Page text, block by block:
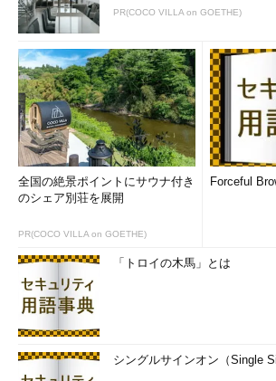
PR(COCO VILLA on GOETHE)
全国の絶景ポイントにサウナ付き
のシェア別荘を展開
PR(COCO VILLA on GOETHE)
Forceful
「トロイの木馬」とは
シングルサインオン（Single